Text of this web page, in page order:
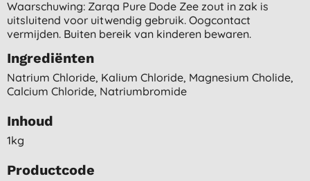
Waarschuwing: Zarqa Pure Dode Zee zout in zak is
uitsluitend voor uitwendig gebruik. Oogcontact
vermijden. Buiten bereik van kinderen bewaren.
Ingrediënten
Natrium Chloride, Kalium Chloride, Magnesium Cholide,
Calcium Chloride, Natriumbromide
Inhoud
1kg
Productcode